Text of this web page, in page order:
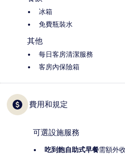
冰箱
免費瓶裝水
其他
每日客房清潔服務
客房內保險箱
費用和規定
可選設施服務
吃到飽自助式早餐需額外